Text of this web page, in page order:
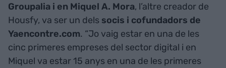
Groupalia i en Miquel A. Mora, l’altre creador de
Housfy, va ser un dels socis i cofundadors de
Yaencontre.com. “Jo vaig estar en una de les
cinc primeres empreses del sector digital i en
Miquel va estar 15 anys en una de les primeres